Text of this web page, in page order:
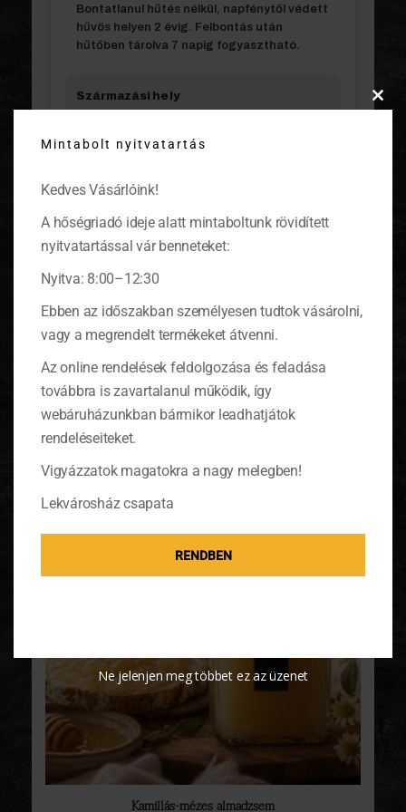
Bontatlanul hűtés nélkül, napfénytől védett
hűvös helyen 2 évig. Felbontás után
hűtőben tárolva 7 napig fogyasztható.
Származási hely
312 ml
Egységár
TÁPÉRTÉK
ÉRDEKELHETNEK MÉG…
Kamillás-mézes almadzsem
Mintabolt nyitvatartás
Kedves Vásárlóink!
A hőségriadó ideje alatt mintaboltunk rövidített
nyitvatartással vár benneteket:
Nyitva: 8:00–12:30
Ebben az időszakban személyesen tudtok vásárolni,
vagy a megrendelt termékeket átvenni.
Az online rendelések feldolgozása és feladása
továbbra is zavartalanul működik, így
webáruházunkban bármikor leadhatjátok
rendeléseiteket.
Vigyázzatok magatokra a nagy melegben!
Lekvárosház csapata
RENDBEN
Ne jelenjen meg többet ez az üzenet